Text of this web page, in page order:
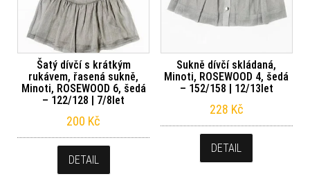
Šatý dívčí s krátkým
rukávem, řasená sukně,
Minoti, ROSEWOOD 6, šedá
– 122/128 | 7/8let
200 Kč
DETAIL
Sukně dívčí skládaná,
Minoti, ROSEWOOD 4, šedá
– 152/158 | 12/13let
228 Kč
DETAIL